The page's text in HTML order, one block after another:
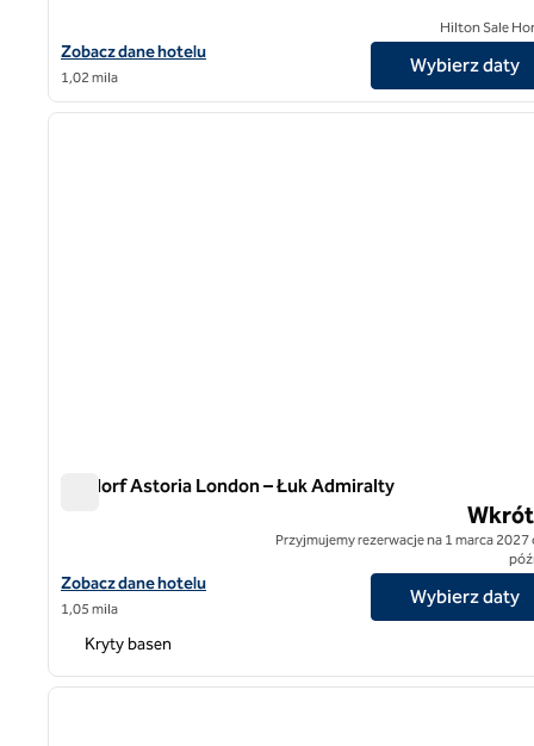
Zobacz szczegóły hotelu Hilton London Metropole
Zobacz dane hotelu
1,02 mila
Hilton Sale
Wybierz daty
1
1 z 11
Waldorf Astoria London – Łuk Admiralty
Zobacz szczegóły hotelu Waldorf Astoria London - Łuk Admiralty
Zobacz dane hotelu
1,05 mila
Przyjmujemy rezerwacje na 1 marca 2027
Wybierz daty
Kryty basen
1 z 12